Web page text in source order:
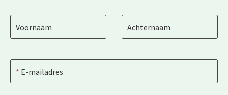
Voornaam Achternaam
E-mailadres